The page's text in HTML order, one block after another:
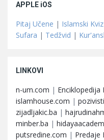
APPLE iOS
Pitaj Učene | Islamski Kviz
Sufara | Tedžvid |
LINKOVI
n-um.com | Enciklopedija
islamhouse.com |
zijadljakic.ba |
minber.ba |
putsredine.com | Predaje